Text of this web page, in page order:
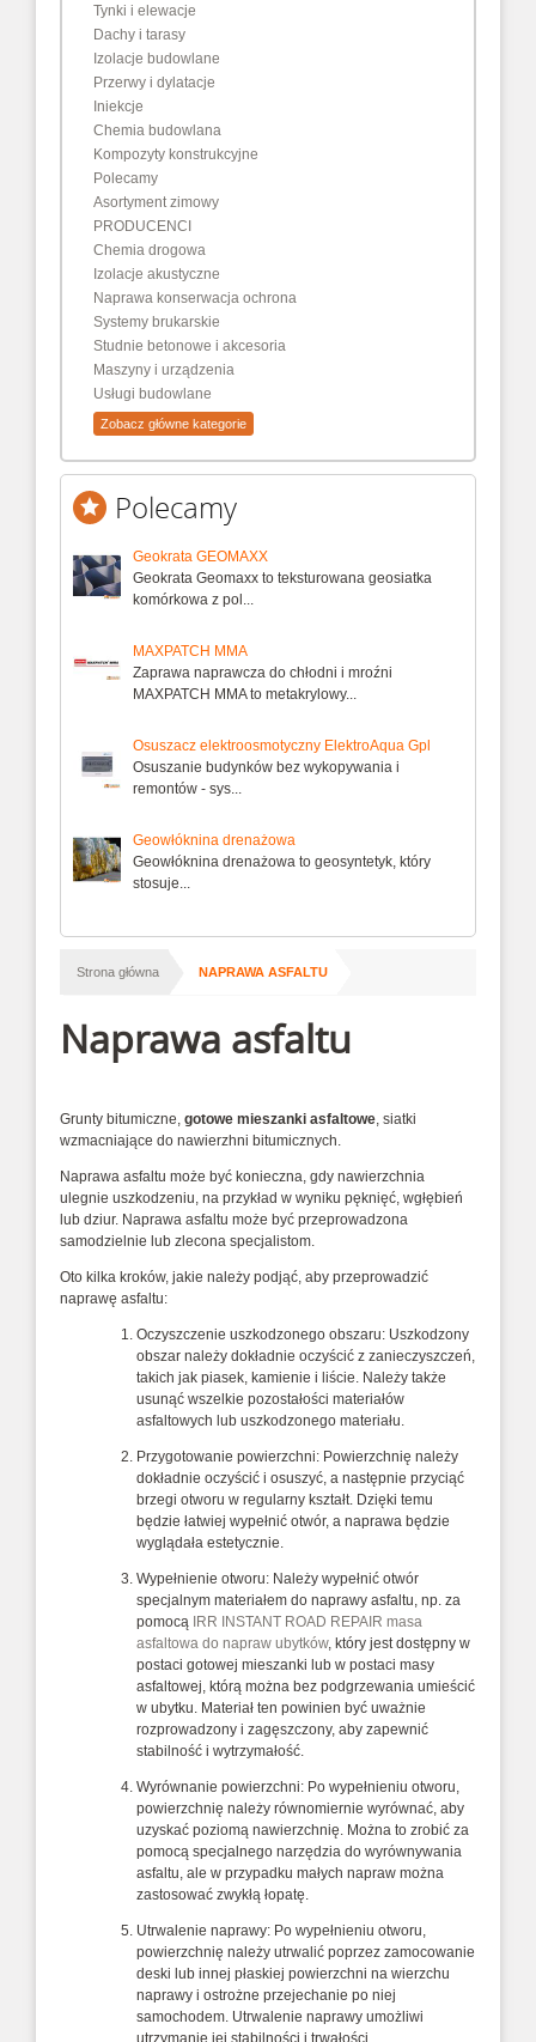
Tynki i elewacje
Dachy i tarasy
Izolacje budowlane
Przerwy i dylatacje
Iniekcje
Chemia budowlana
Kompozyty konstrukcyjne
Polecamy
Asortyment zimowy
PRODUCENCI
Chemia drogowa
Izolacje akustyczne
Naprawa konserwacja ochrona
Systemy brukarskie
Studnie betonowe i akcesoria
Maszyny i urządzenia
Usługi budowlane
Zobacz główne kategorie
Polecamy
Geokrata GEOMAXX
Geokrata Geomaxx to teksturowana geosiatka
komórkowa z pol...
MAXPATCH MMA
Zaprawa naprawcza do chłodni i mroźni
MAXPATCH MMA to metakrylowy...
Osuszacz elektroosmotyczny ElektroAqua Gpl
Osuszanie budynków bez wykopywania i
remontów - sys...
Geowłóknina drenażowa
Geowłóknina drenażowa to geosyntetyk, który
stosuje...
Strona główna NAPRAWA ASFALTU
Naprawa asfaltu
Grunty bitumiczne, gotowe mieszanki asfaltowe, siatki
wzmacniające do nawierzhni bitumicznych.
Naprawa asfaltu może być konieczna, gdy nawierzchnia
ulegnie uszkodzeniu, na przykład w wyniku pęknięć, wgłębień
lub dziur. Naprawa asfaltu może być przeprowadzona
samodzielnie lub zlecona specjalistom.
Oto kilka kroków, jakie należy podjąć, aby przeprowadzić
naprawę asfaltu:
Oczyszczenie uszkodzonego obszaru: Uszkodzony
obszar należy dokładnie oczyścić z zanieczyszczeń,
takich jak piasek, kamienie i liście. Należy także
usunąć wszelkie pozostałości materiałów
asfaltowych lub uszkodzonego materiału.
Przygotowanie powierzchni: Powierzchnię należy
dokładnie oczyścić i osuszyć, a następnie przyciąć
brzegi otworu w regularny kształt. Dzięki temu
będzie łatwiej wypełnić otwór, a naprawa będzie
wyglądała estetycznie.
Wypełnienie otworu: Należy wypełnić otwór
specjalnym materiałem do naprawy asfaltu, np. za
pomocą IRR INSTANT ROAD REPAIR masa
asfaltowa do napraw ubytków, który jest dostępny w
postaci gotowej mieszanki lub w postaci masy
asfaltowej, którą można bez podgrzewania umieścić
w ubytku. Materiał ten powinien być uważnie
rozprowadzony i zagęszczony, aby zapewnić
stabilność i wytrzymałość.
Wyrównanie powierzchni: Po wypełnieniu otworu,
powierzchnię należy równomiernie wyrównać, aby
uzyskać poziomą nawierzchnię. Można to zrobić za
pomocą specjalnego narzędzia do wyrównywania
asfaltu, ale w przypadku małych napraw można
zastosować zwykłą łopatę.
Utrwalenie naprawy: Po wypełnieniu otworu,
powierzchnię należy utrwalić poprzez zamocowanie
deski lub innej płaskiej powierzchni na wierzchu
naprawy i ostrożne przejechanie po niej
samochodem. Utrwalenie naprawy umożliwi
utrzymanie jej stabilności i trwałości.